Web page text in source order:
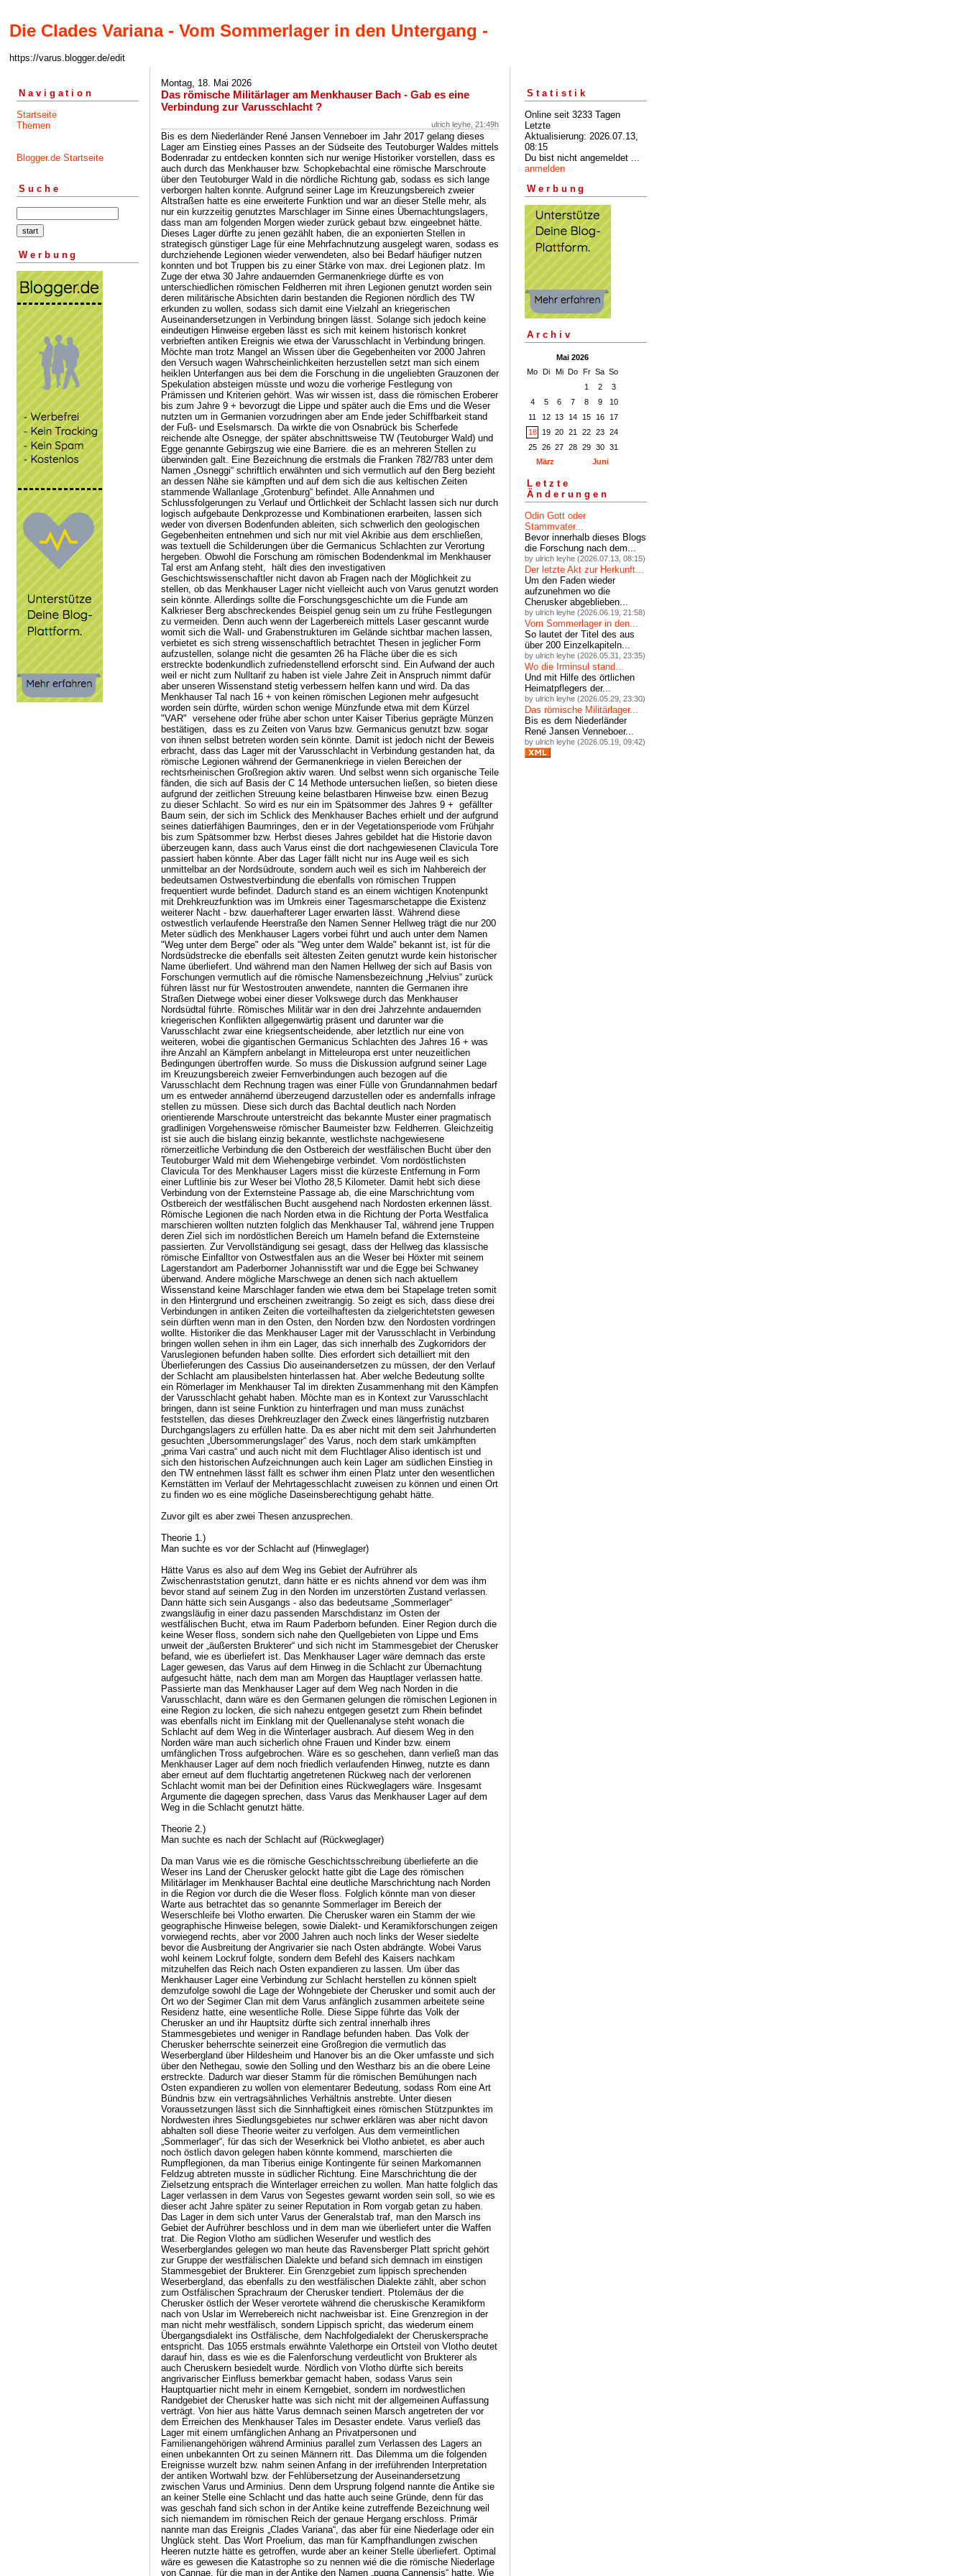
Die Clades Variana - Vom Sommerlager in den Untergang -
https://varus.blogger.de/edit
Navigation
Startseite
Themen
Blogger.de Startseite
Suche
Werbung
Montag, 18. Mai 2026
Das römische Militärlager am Menkhauser Bach - Gab es eine
Verbindung zur Varusschlacht ?
ulrich leyhe, 21:49h
Bis es dem Niederländer René Jansen Venneboer im Jahr 2017 gelang dieses
Lager am Einstieg eines Passes an der Südseite des Teutoburger Waldes mittels
Bodenradar zu entdecken konnten sich nur wenige Historiker vorstellen, dass es
auch durch das Menkhauser bzw. Schopkebachtal eine römische Marschroute
über den Teutoburger Wald in die nördliche Richtung gab, sodass es sich lange
verborgen halten konnte. Aufgrund seiner Lage im Kreuzungsbereich zweier
Altstraßen hatte es eine erweiterte Funktion und war an dieser Stelle mehr, als
nur ein kurzzeitig genutztes Marschlager im Sinne eines Übernachtungslagers,
dass man am folgenden Morgen wieder zurück gebaut bzw. eingeebnet hätte.
Dieses Lager dürfte zu jenen gezählt haben, die an exponierten Stellen in
strategisch günstiger Lage für eine Mehrfachnutzung ausgelegt waren, sodass es
durchziehende Legionen wieder verwendeten, also bei Bedarf häufiger nutzen
konnten und bot Truppen bis zu einer Stärke von max. drei Legionen platz. Im
Zuge der etwa 30 Jahre andauernden Germanenkriege dürfte es von
unterschiedlichen römischen Feldherren mit ihren Legionen genutzt worden sein
deren militärische Absichten darin bestanden die Regionen nördlich des TW
erkunden zu wollen, sodass sich damit eine Vielzahl an kriegerischen
Auseinandersetzungen in Verbindung bringen lässt. Solange sich jedoch keine
eindeutigen Hinweise ergeben lässt es sich mit keinem historisch konkret
verbrieften antiken Ereignis wie etwa der Varusschlacht in Verbindung bringen.
Möchte man trotz Mangel an Wissen über die Gegebenheiten vor 2000 Jahren
den Versuch wagen Wahrscheinlichkeiten herzustellen setzt man sich einem
heiklen Unterfangen aus bei dem die Forschung in die ungeliebten Grauzonen der
Spekulation absteigen müsste und wozu die vorherige Festlegung von
Prämissen und Kriterien gehört. Was wir wissen ist, dass die römischen Eroberer
bis zum Jahre 9 + bevorzugt die Lippe und später auch die Ems und die Weser
nutzten um in Germanien vorzudringen aber am Ende jeder Schiffbarkeit stand
der Fuß- und Eselsmarsch. Da wirkte die von Osnabrück bis Scherfede
reichende alte Osnegge, der später abschnittsweise TW (Teutoburger Wald) und
Egge genannte Gebirgszug wie eine Barriere. die es an mehreren Stellen zu
überwinden galt. Eine Bezeichnung die erstmals die Franken 782/783 unter dem
Namen „Osneggi“ schriftlich erwähnten und sich vermutlich auf den Berg bezieht
an dessen Nähe sie kämpften und auf dem sich die aus keltischen Zeiten
stammende Wallanlage „Grotenburg“ befindet. Alle Annahmen und
Schlussfolgerungen zu Verlauf und Örtlichkeit der Schlacht lassen sich nur durch
logisch aufgebaute Denkprozesse und Kombinationen erarbeiten, lassen sich
weder von diversen Bodenfunden ableiten, sich schwerlich den geologischen
Gegebenheiten entnehmen und sich nur mit viel Akribie aus dem erschließen,
was textuell die Schilderungen über die Germanicus Schlachten zur Verortung
hergeben. Obwohl die Forschung am römischen Bodendenkmal im Menkhauser
Tal erst am Anfang steht, hält dies den investigativen
Geschichtswissenschaftler nicht davon ab Fragen nach der Möglichkeit zu
stellen, ob das Menkhauser Lager nicht vielleicht auch von Varus genutzt worden
sein könnte. Allerdings sollte die Forschungsgeschichte um die Funde am
Kalkrieser Berg abschreckendes Beispiel genug sein um zu frühe Festlegungen
zu vermeiden. Denn auch wenn der Lagerbereich mittels Laser gescannt wurde
womit sich die Wall- und Grabenstrukturen im Gelände sichtbar machen lassen,
verbietet es sich streng wissenschaftlich betrachtet Thesen in jeglicher Form
aufzustellen, solange nicht die gesamten 26 ha Fläche über die es sich
erstreckte bodenkundlich zufriedenstellend erforscht sind. Ein Aufwand der auch
weil er nicht zum Nulltarif zu haben ist viele Jahre Zeit in Anspruch nimmt dafür
aber unseren Wissenstand stetig verbessern helfen kann und wird. Da das
Menkhauser Tal nach 16 + von keinen römischen Legionen mehr aufgesucht
worden sein dürfte, würden schon wenige Münzfunde etwa mit dem Kürzel
"VAR" versehene oder frühe aber schon unter Kaiser Tiberius geprägte Münzen
bestätigen, dass es zu Zeiten von Varus bzw. Germanicus genutzt bzw. sogar
von ihnen selbst betreten worden sein könnte. Damit ist jedoch nicht der Beweis
erbracht, dass das Lager mit der Varusschlacht in Verbindung gestanden hat, da
römische Legionen während der Germanenkriege in vielen Bereichen der
rechtsrheinischen Großregion aktiv waren. Und selbst wenn sich organische Teile
fänden, die sich auf Basis der C 14 Methode untersuchen ließen, so bieten diese
aufgrund der zeitlichen Streuung keine belastbaren Hinweise bzw. einen Bezug
zu dieser Schlacht. So wird es nur ein im Spätsommer des Jahres 9 + gefällter
Baum sein, der sich im Schlick des Menkhauser Baches erhielt und der aufgrund
seines datierfähigen Baumringes, den er in der Vegetationsperiode vom Frühjahr
bis zum Spätsommer bzw. Herbst dieses Jahres gebildet hat die Historie davon
überzeugen kann, dass auch Varus einst die dort nachgewiesenen Clavicula Tore
passiert haben könnte. Aber das Lager fällt nicht nur ins Auge weil es sich
unmittelbar an der Nordsüdroute, sondern auch weil es sich im Nahbereich der
bedeutsamen Ostwestverbindung die ebenfalls von römischen Truppen
frequentiert wurde befindet. Dadurch stand es an einem wichtigen Knotenpunkt
mit Drehkreuzfunktion was im Umkreis einer Tagesmarschetappe die Existenz
weiterer Nacht - bzw. dauerhafterer Lager erwarten lässt. Während diese
ostwestlich verlaufende Heerstraße den Namen Senner Hellweg trägt die nur 200
Meter südlich des Menkhauser Lagers vorbei führt und auch unter dem Namen
"Weg unter dem Berge" oder als "Weg unter dem Walde" bekannt ist, ist für die
Nordsüdstrecke die ebenfalls seit ältesten Zeiten genutzt wurde kein historischer
Name überliefert. Und während man den Namen Hellweg der sich auf Basis von
Forschungen vermutlich auf die römische Namensbezeichnung „Helvius“ zurück
führen lässt nur für Westostrouten anwendete, nannten die Germanen ihre
Straßen Dietwege wobei einer dieser Volkswege durch das Menkhauser
Nordsüdtal führte. Römisches Militär war in den drei Jahrzehnte andauernden
kriegerischen Konflikten allgegenwärtig präsent und darunter war die
Varusschlacht zwar eine kriegsentscheidende, aber letztlich nur eine von
weiteren, wobei die gigantischen Germanicus Schlachten des Jahres 16 + was
ihre Anzahl an Kämpfern anbelangt in Mitteleuropa erst unter neuzeitlichen
Bedingungen übertroffen wurde. So muss die Diskussion aufgrund seiner Lage
im Kreuzungsbereich zweier Fernverbindungen auch bezogen auf die
Varusschlacht dem Rechnung tragen was einer Fülle von Grundannahmen bedarf
um es entweder annähernd überzeugend darzustellen oder es andernfalls infrage
stellen zu müssen. Diese sich durch das Bachtal deutlich nach Norden
orientierende Marschroute unterstreicht das bekannte Muster einer pragmatisch
gradlinigen Vorgehensweise römischer Baumeister bzw. Feldherren. Gleichzeitig
ist sie auch die bislang einzig bekannte, westlichste nachgewiesene
römerzeitliche Verbindung die den Ostbereich der westfälischen Bucht über den
Teutoburger Wald mit dem Wiehengebirge verbindet. Vom nordöstlichsten
Clavicula Tor des Menkhauser Lagers misst die kürzeste Entfernung in Form
einer Luftlinie bis zur Weser bei Vlotho 28,5 Kilometer. Damit hebt sich diese
Verbindung von der Externsteine Passage ab, die eine Marschrichtung vom
Ostbereich der westfälischen Bucht ausgehend nach Nordosten erkennen lässt.
Römische Legionen die nach Norden etwa in die Richtung der Porta Westfalica
marschieren wollten nutzten folglich das Menkhauser Tal, während jene Truppen
deren Ziel sich im nordöstlichen Bereich um Hameln befand die Externsteine
passierten. Zur Vervollständigung sei gesagt, dass der Hellweg das klassische
römische Einfalltor von Ostwestfalen aus an die Weser bei Höxter mit seinem
Lagerstandort am Paderborner Johannisstift war und die Egge bei Schwaney
überwand. Andere mögliche Marschwege an denen sich nach aktuellem
Wissenstand keine Marschlager fanden wie etwa dem bei Stapelage treten somit
in den Hintergrund und erscheinen zweitrangig. So zeigt es sich, dass diese drei
Verbindungen in antiken Zeiten die vorteilhaftesten da zielgerichtetsten gewesen
sein dürften wenn man in den Osten, den Norden bzw. den Nordosten vordringen
wollte. Historiker die das Menkhauser Lager mit der Varusschlacht in Verbindung
bringen wollen sehen in ihm ein Lager, das sich innerhalb des Zugkorridors der
Varuslegionen befunden haben sollte. Dies erfordert sich detailliert mit den
Überlieferungen des Cassius Dio auseinandersetzen zu müssen, der den Verlauf
der Schlacht am plausibelsten hinterlassen hat. Aber welche Bedeutung sollte
ein Römerlager im Menkhauser Tal im direkten Zusammenhang mit den Kämpfen
der Varusschlacht gehabt haben. Möchte man es in Kontext zur Varusschlacht
bringen, dann ist seine Funktion zu hinterfragen und man muss zunächst
feststellen, das dieses Drehkreuzlager den Zweck eines längerfristig nutzbaren
Durchgangslagers zu erfüllen hatte. Da es aber nicht mit dem seit Jahrhunderten
gesuchten „Übersommerungslager“ des Varus, noch dem stark umkämpften
„prima Vari castra“ und auch nicht mit dem Fluchtlager Aliso identisch ist und
sich den historischen Aufzeichnungen auch kein Lager am südlichen Einstieg in
den TW entnehmen lässt fällt es schwer ihm einen Platz unter den wesentlichen
Kernstätten im Verlauf der Mehrtagesschlacht zuweisen zu können und einen Ort
zu finden wo es eine mögliche Daseinsberechtigung gehabt hätte.
Zuvor gilt es aber zwei Thesen anzusprechen.
Theorie 1.)
Man suchte es vor der Schlacht auf (Hinweglager)
Hätte Varus es also auf dem Weg ins Gebiet der Aufrührer als
Zwischenraststation genutzt, dann hätte er es nichts ahnend vor dem was ihm
bevor stand auf seinem Zug in den Norden im unzerstörten Zustand verlassen.
Dann hätte sich sein Ausgangs - also das bedeutsame „Sommerlager“
zwangsläufig in einer dazu passenden Marschdistanz im Osten der
westfälischen Bucht, etwa im Raum Paderborn befunden. Einer Region durch die
keine Weser floss, sondern sich nahe den Quellgebieten von Lippe und Ems
unweit der „äußersten Brukterer“ und sich nicht im Stammesgebiet der Cherusker
befand, wie es überliefert ist. Das Menkhauser Lager wäre demnach das erste
Lager gewesen, das Varus auf dem Hinweg in die Schlacht zur Übernachtung
aufgesucht hätte, nach dem man am Morgen das Hauptlager verlassen hatte.
Passierte man das Menkhauser Lager auf dem Weg nach Norden in die
Varusschlacht, dann wäre es den Germanen gelungen die römischen Legionen in
eine Region zu locken, die sich nahezu entgegen gesetzt zum Rhein befindet
was ebenfalls nicht im Einklang mit der Quellenanalyse steht wonach die
Schlacht auf dem Weg in die Winterlager ausbrach. Auf diesem Weg in den
Norden wäre man auch sicherlich ohne Frauen und Kinder bzw. einem
umfänglichen Tross aufgebrochen. Wäre es so geschehen, dann verließ man das
Menkhauser Lager auf dem noch friedlich verlaufenden Hinweg, nutzte es dann
aber erneut auf dem fluchtartig angetretenen Rückweg nach der verlorenen
Schlacht womit man bei der Definition eines Rückweglagers wäre. Insgesamt
Argumente die dagegen sprechen, dass Varus das Menkhauser Lager auf dem
Weg in die Schlacht genutzt hätte.
Theorie 2.)
Man suchte es nach der Schlacht auf (Rückweglager)
Da man Varus wie es die römische Geschichtsschreibung überlieferte an die Weser ins Land der Cherusker gelockt hatte gibt die Lage des römischen Militärlager im Menkhauser Bachtal eine deutliche Marschrichtung nach Norden in die Region vor durch die die Weser floss. Folglich könnte man von dieser Warte aus betrachtet das so genannte Sommerlager im Bereich der Weserschleife bei Vlotho erwarten. Die Cherusker waren ein Stamm der wie geographische Hinweise belegen, sowie Dialekt- und Keramikforschungen zeigen vorwiegend rechts, aber vor 2000 Jahren auch noch links der Weser siedelte bevor die Ausbreitung der Angrivarier sie nach Osten abdrängte. Wobei Varus wohl keinem Lockruf folgte, sondern dem Befehl des Kaisers nachkam mitzuhelfen das Reich nach Osten expandieren zu lassen. Um über das Menkhauser Lager eine Verbindung zur Schlacht herstellen zu können spielt demzufolge sowohl die Lage der Wohngebiete der Cherusker und somit auch der Ort wo der Segimer Clan mit dem Varus anfänglich zusammen arbeitete seine Residenz hatte, eine wesentliche Rolle. Diese Sippe führte das Volk der Cherusker an und ihr Hauptsitz dürfte sich zentral innerhalb ihres Stammesgebietes und weniger in Randlage befunden haben. Das Volk der Cherusker beherrschte seinerzeit eine Großregion die vermutlich das Weserbergland über Hildesheim und Hanover bis an die Oker umfasste und sich über den Nethegau, sowie den Solling und den Westharz bis an die obere Leine erstreckte. Dadurch war dieser Stamm für die römischen Bemühungen nach Osten expandieren zu wollen von elementarer Bedeutung, sodass Rom eine Art Bündnis bzw. ein vertragsähnliches Verhältnis anstrebte. Unter diesen Voraussetzungen lässt sich die Sinnhaftigkeit eines römischen Stützpunktes im Nordwesten ihres Siedlungsgebietes nur schwer erklären was aber nicht davon abhalten soll diese Theorie weiter zu verfolgen. Aus dem vermeintlichen „Sommerlager“, für das sich der Weserknick bei Vlotho anbietet, es aber auch noch östlich davon gelegen haben könnte kommend, marschierten die Rumpflegionen, da man Tiberius einige Kontingente für seinen Markomannen Feldzug abtreten musste in südlicher Richtung. Eine Marschrichtung die der Zielsetzung entsprach die Winterlager erreichen zu wollen. Man hatte folglich das Lager verlassen in dem Varus von Segestes gewarnt worden sein soll, so wie es dieser acht Jahre später zu seiner Reputation in Rom vorgab getan zu haben. Das Lager in dem sich unter Varus der Generalstab traf, man den Marsch ins Gebiet der Aufrührer beschloss und in dem man wie überliefert unter die Waffen trat. Die Region Vlotho am südlichen Weserufer und westlich des Weserberglandes gelegen wo man heute das Ravensberger Platt spricht gehört zur Gruppe der westfälischen Dialekte und befand sich demnach im einstigen Stammesgebiet der Brukterer. Ein Grenzgebiet zum lippisch sprechenden Weserbergland, das ebenfalls zu den westfälischen Dialekte zählt, aber schon zum Ostfälischen Sprachraum der Cherusker tendiert. Ptolemäus der die Cherusker östlich der Weser verortete während die cheruskische Keramikform nach von Uslar im Werrebereich nicht nachweisbar ist. Eine Grenzregion in der man nicht mehr westfälisch, sondern Lippisch spricht, das wiederum einem Übergangsdialekt ins Ostfälische, dem Nachfolgedialekt der Cheruskersprache entspricht. Das 1055 erstmals erwähnte Valethorpe ein Ortsteil von Vlotho deutet darauf hin, dass es wie es die Falenforschung verdeutlicht von Brukterer als auch Cheruskern besiedelt wurde. Nördlich von Vlotho dürfte sich bereits angrivarischer Einfluss bemerkbar gemacht haben, sodass Varus sein Hauptquartier nicht mehr in einem Kerngebiet, sondern im nordwestlichen Randgebiet der Cherusker hatte was sich nicht mit der allgemeinen Auffassung verträgt. Von hier aus hätte Varus demnach seinen Marsch angetreten der vor dem Erreichen des Menkhauser Tales im Desaster endete. Varus verließ das Lager mit einem umfänglichen Anhang an Privatpersonen und Familienangehörigen während Arminius parallel zum Verlassen des Lagers an einen unbekannten Ort zu seinen Männern ritt. Das Dilemma um die folgenden Ereignisse wurzelt bzw. nahm seinen Anfang in der irreführenden Interpretation der antiken Wortwahl bzw. der Fehlübersetzung der Auseinandersetzung zwischen Varus und Arminius. Denn dem Ursprung folgend nannte die Antike sie an keiner Stelle eine Schlacht und das hatte auch seine Gründe, denn für das was geschah fand sich schon in der Antike keine zutreffende Bezeichnung weil sich niemandem im römischen Reich der genaue Hergang erschloss. Primär nannte man das Ereignis „Clades Variana“, das aber für eine Niederlage oder ein Unglück steht. Das Wort Proelium, das man für Kampfhandlungen zwischen Heeren nutzte hätte es getroffen, wurde aber an keiner Stelle überliefert. Optimal wäre es gewesen die Katastrophe so zu nennen wié die die römische Niederlage von Cannae, für die man in der Antike den Namen „pugna Cannensis“ hatte. Wie es sich aber dem Caeliusstein den man 1620 entdeckte entnehmen lässt, entschied man sich am Niederrhein für die Wortwahl „bello Variano“ also den Krieg des Varus. Aber was sich wirklich zutrug fand dank Cassius Dio erst über 200 Jahre später den Weg in die Öffentlichkeit. Erst dieser Bericht klärte die Nachwelt darüber auf, dass es keine Schlacht im Sinne einer Feldschlacht war, sondern eine dramatische Verkettung von Gefechten in denen die Germanen wie Partisanen auftraten, die sich über mehrere Tage verteilte, in der die Germanen die Natur für sich kämpfen ließen und zudem das Wetter auf ihrer Seite hatten. Cassius Dio beschrieb die Varusschlacht als ein Ereignis dem sich entnehmen lässt, dass es sich über max. 3 1/2 Tage hinzog. Auf dieser Basis eine Tagesetappenleistung zu errechnen die aus Marsch - Ruhe und Gefechtsphasen bestand gestaltet sich schwierig. Dem Problem näher zu kommen, wo der Marsch und die Scharmützelgefechte ihren Anfang nahmen. Wo aber die Germanen aus der Deckung heraus die ersten Lanzen auf die Legionen warfen bzw. sie sich auf versteckten Pfaden dem Marschzug näherten und wo Varus am Abend des ersten Kampftages sein erstes Nachtlager errichten ließ, dass in den Mittelpunkt der Kamphandlungen geriet, bleibt eine theoretische Herausforderung. Ebenso wie die Frage wo und wann die ersten Speere flogen was nicht unmittelbar nach dem Ausmarsch der Fall war, sondern erst passierte als man sich schon vom Ausgangslager entfernt hatte, So weit, dass man den Gedanken an eine Rückkehr fallen ließ. Im weiteren Verlauf schien unschlüssig vorzuherrschen wie man die ersten Attacken zu bewerten hatte woraufhin man in der Folge die falschen Entscheidungen traf. Angefangen vom Angriff Scenario, der Definition von Örtlichkeiten in Verbindung mit der Marschgeschwindigkeit, über die Legionsstärke bis hin zur Position des ersten Varuslagers, sowie dem Ort wo Germanicus die Knochen bestattete wurden um diesen undurchschaubaren Prozess darzustellen schon eine Vielzahl von Theorien entworfen und wieder verworfen. Und immer stand die Frage im Vordergrund wo sich der Hinterhalt befunden haben könnte in den man die Truppen lockte um sie besser bekämpfen zu können, wie weit es gelang Varus dafür vom Ursprungskurs abzubringen und wieviel Zeit ihm dafür verloren ging. Denn jener Marsch in den Hinterhalt musste die Marschzeit um zusätzliche Kilometer verlängert haben was dazu führte, dass sich das Operationsgebiet ausweitete. Ein Exkurs mit dem alle Theorien in Einklang zu bringen sind, sodass die Strecke deren Überwindung unter normalen Marschbedingungen nur einen Tag gedauert hätte sich gut über die etwa 3 1/2 Tage hingezogen haben könnte, so wie es sich der Cassius Dio Überlieferung entnehmen lässt. Wenn man denn dem Menkhauser Lager eine Funktion innerhalb des Desasters zubilligen möchte und man es zum Ende hin wieder tangieren wollte, dann sollte sich die Mehrtagesschlacht weitestgehend innerhalb eines Korridors auf der 24 Kilometer umfassenden Distanz etwa zwischen Vlotho – Valdorf und Oerlinghausen zugetragen haben, bevor man von dort aus ins besser befestigte Aliso flüchtete. So lässt sich im Groben betrachtet im Menkhauser Lager eine Station erkennen die sich zwischen den Endkämpfen und dem Lager Aliso befand, Das besagte Dilemma, dass man genau genommen nicht mehr Varusschlacht nennen sollte auch wenn damit ein großes Abschlachten einherging. Gegen ein kurzfristiges Aufnahmelager spräche, dass die Germanen speziell in diesem Lager rückkehrende Legionäre erwarteten, sodass sie sich kaum gewagt hätten in diesem allen Germanen bekannten Lager, wenn auch nur vorübergehend einen sicheren Zufluchtsort zu sehen. Aber es gibt noch eine weitere Deutung mit der man das Menkhauser Lager mit dem varianischen Niedergang in Verbindung bringen kann. Denn es könnte auch das zweite von Cassius Dio erwähnte, auch als Notlager titulierte Lager gewesen sein, das die Reste der Varusarmee nach dem Verlassen des „prima Vari castra“ am Folgeabend aufnahm und wo sich Varus ins Schwert stürzte. Es wäre dann das Lager gewesen, das im Zuge der Kämpfe baulich erheblich in Mitleidenschaft gezogen wurde und nur noch aus eingestürzten zusammen gefallenen Wällen bestand. Ein Lager in dem die Germanen die Überlebenden nieder gemacht hatten oder in die Gefangenschaft führten. Ein Deutung die substanzlos bleibt, da das Gelände noch nicht umfassend untersucht wurde, bzw. sich bislang keine Waffenfunde bzw. Zerstörungen nachweisen lassen. Erschwerend kommt hinzu, dass selbst derartige Funde bzw. Feststellungen keine eindeutigen Indizien sind die für das erwähnte varianische Notlager sprächen. Sollte sich noch ein Zerstörungshorizont zu erkennen geben, so ließe sich dieser auch ohne, dass das Lager von Varuslegionären im Zuge der Schlacht genutzt wurde auch auf die Wut alles Römische vernichten zu wollen zurück führen. Bei näherer Betrachtung käme noch eine Trassenanalyse zwischen Vlotho und dem Menkhauser Tal infrage was seine „Hinterhalttauglichkeit anbelangt. Um die Stationen der Varussc
Statistik
Online seit 3233 Tagen
Letzte
Aktualisierung: 2026.07.13,
08:15
Du bist nicht angemeldet ...
anmelden
Werbung
Archiv
Mai 2026
Mo Di Mi Do Fr Sa So
1
2
3
4
5 6 7 8 9
10
11
12 13 14 15 16
17
18
19 20 21 22 23
24
25
26 27 28 29 30
31
März
Juni
Letzte
Änderungen
Odin Gott oder
Stammvater...
Bevor innerhalb dieses Blogs
die Forschung nach dem...
by ulrich leyhe (2026.07.13, 08:15)
Der letzte Akt zur Herkunft...
Um den Faden wieder
aufzunehmen wo die
Cherusker abgeblieben...
by ulrich leyhe (2026.06.19, 21:58)
Vom Sommerlager in den...
So lautet der Titel des aus
über 200 Einzelkapiteln...
by ulrich leyhe (2026.05.31, 23:35)
Wo die Irminsul stand...
Und mit Hilfe des örtlichen
Heimatpflegers der...
by ulrich leyhe (2026.05.29, 23:30)
Das römische Militärlager...
Bis es dem Niederländer
René Jansen Venneboer...
by ulrich leyhe (2026.05.19, 09:42)